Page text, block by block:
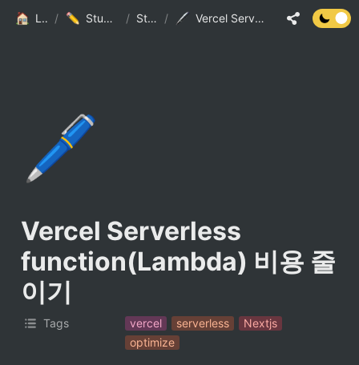
LSJ HOME / Study And Practice / StudyList / Vercel Serverless function(Lambda) 비용 줄이기
🖊️
Vercel Serverless
function(Lambda) 비용 줄
이기
Tags vercel serverless
Nextjs
optimize